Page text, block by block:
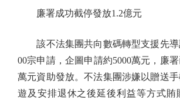
廉署成功截停發放1.2億元
該不法集團共向數碼轉型支援先導
00宗申請，企圖申請約5000萬元，廉
萬元資助發放。不法集團涉嫌以贈送
遊及安排退休之後延後利益等方式賄